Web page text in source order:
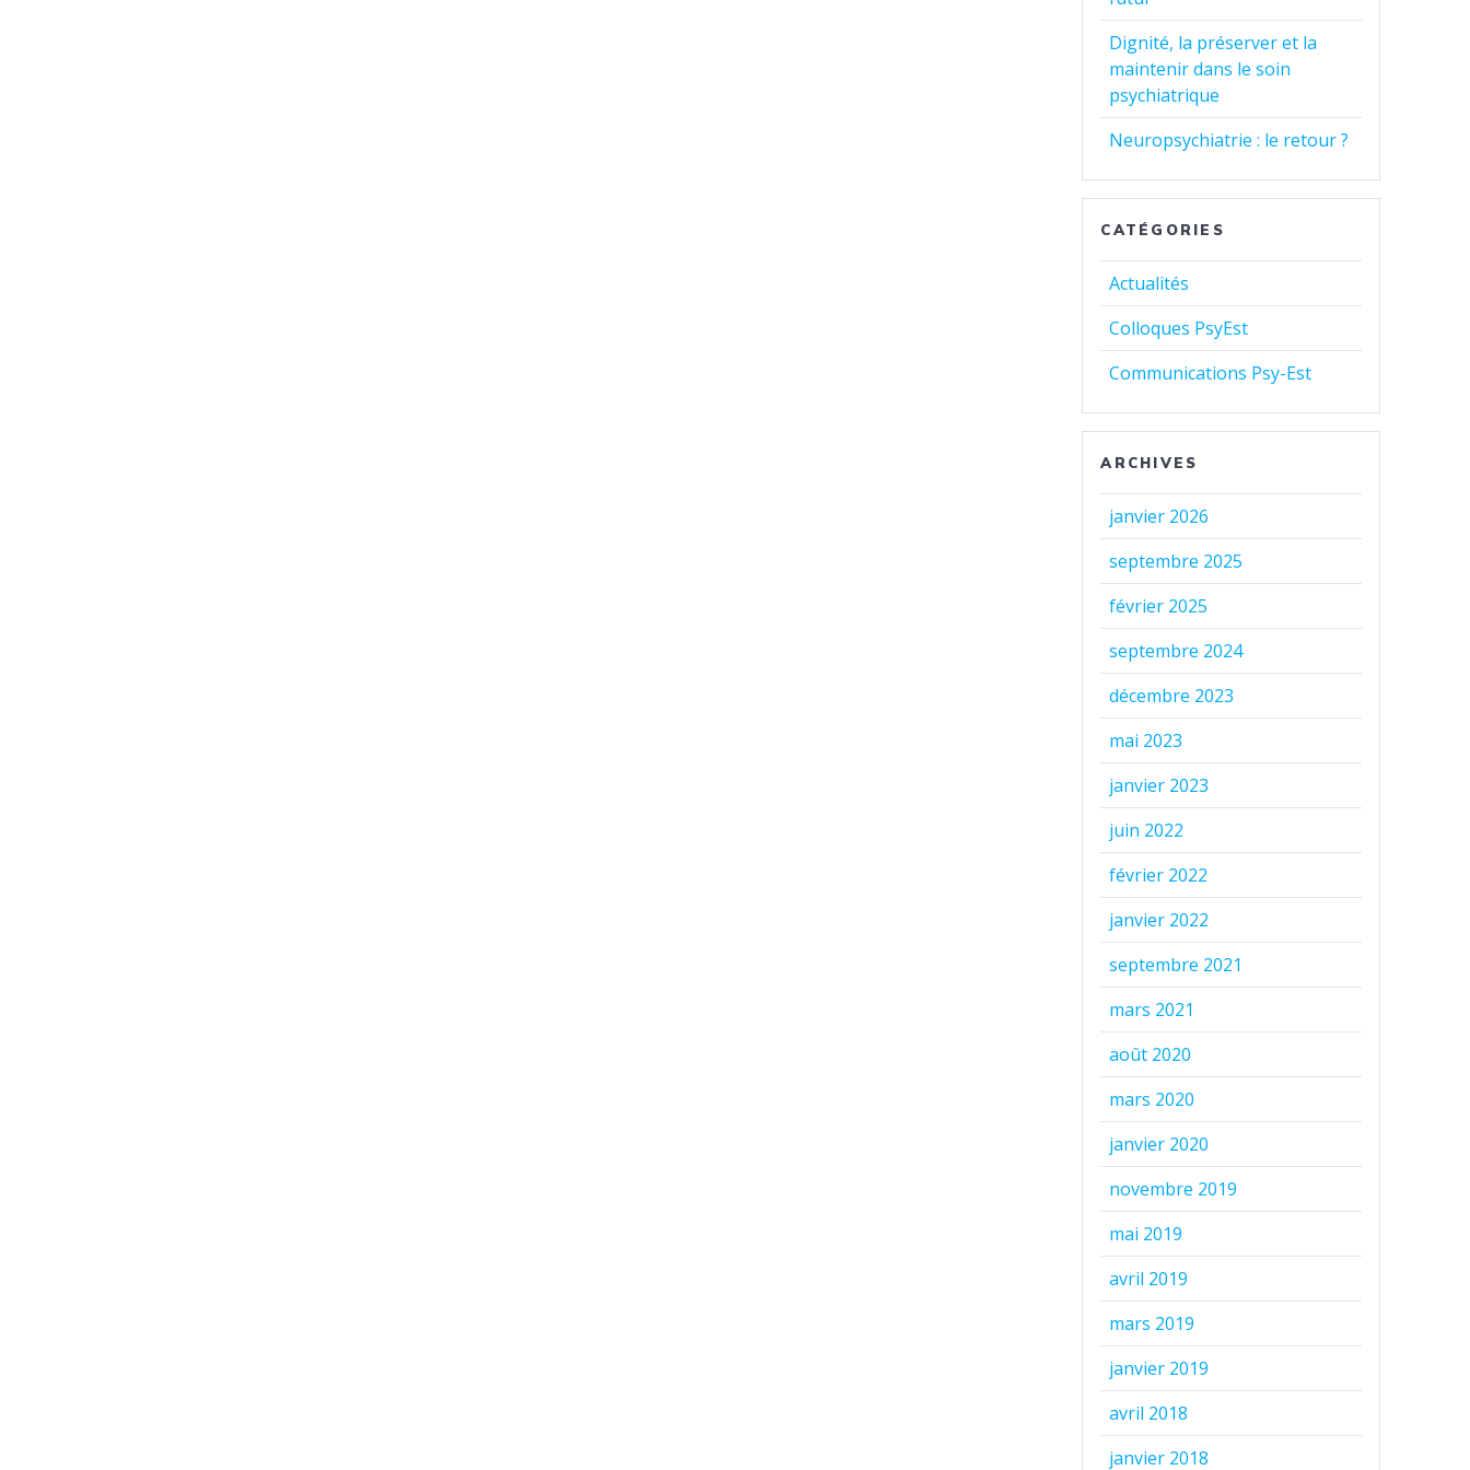
Dignité, la préserver et la
maintenir dans le soin
psychiatrique
Neuropsychiatrie : le retour ?
CATÉGORIES
Actualités
Colloques PsyEst
Communications Psy-Est
ARCHIVES
janvier 2026
septembre 2025
février 2025
septembre 2024
décembre 2023
mai 2023
janvier 2023
juin 2022
février 2022
janvier 2022
septembre 2021
mars 2021
août 2020
mars 2020
janvier 2020
novembre 2019
mai 2019
avril 2019
mars 2019
janvier 2019
avril 2018
janvier 2018